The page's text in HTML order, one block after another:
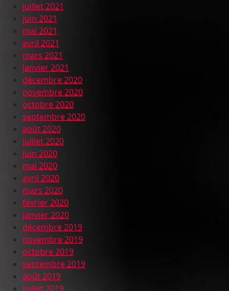
juillet 2021
juin 2021
mai 2021
avril 2021
mars 2021
janvier 2021
décembre 2020
novembre 2020
octobre 2020
septembre 2020
août 2020
juillet 2020
juin 2020
mai 2020
avril 2020
mars 2020
février 2020
janvier 2020
décembre 2019
novembre 2019
octobre 2019
septembre 2019
août 2019
juillet 2019